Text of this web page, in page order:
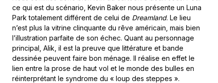
ce qui est du scénario, Kevin Baker nous présente un Luna
Park totalement différent de celui de Dreamland. Le lieu
n’est plus la vitrine clinquante du rêve américain, mais bien
l’illustration parfaite de son échec. Quant au personnage
principal, Alik, il est la preuve que littérature et bande
dessinée peuvent faire bon ménage. Il réalise en effet le
lien entre la prose de haut vol et le monde des bulles en
réinterprétant le syndrome du « loup des steppes ».